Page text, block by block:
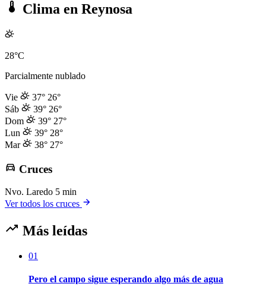
Clima en Reynosa
28°C
Parcialmente nublado
Vie 37° 26°
Sáb
39° 26°
Dom
39° 27°
Lun
39° 28°
Mar
38° 27°
Cruces
Nvo. Laredo 5 min
Ver todos los cruces
Más leídas
01
Pero el campo sigue esperando algo más de agua